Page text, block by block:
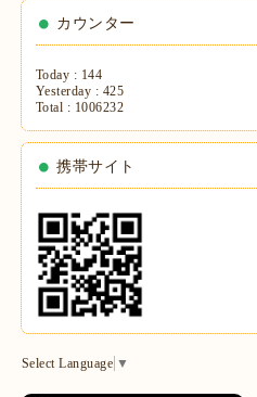
カウンター
Today : 144
Yesterday : 425
Total : 1006232
携帯サイト
Select Language ▼